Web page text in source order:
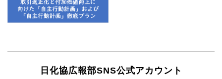
日化協広報部SNS公式アカウント